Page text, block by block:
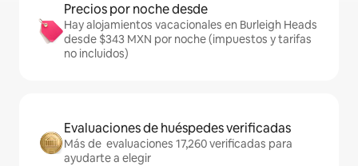
Precios por noche desde
Hay alojamientos vacacionales en Burleigh Heads
desde $343 MXN por noche (impuestos y tarifas
no incluidos)
Evaluaciones de huéspedes verificadas
Más de evaluaciones 17,260 verificadas para
ayudarte a elegir